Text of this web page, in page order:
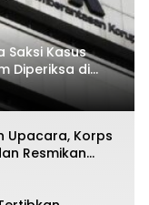
Saksi Kasus
Diperiksa di
Upacara, Korps
Resmikan